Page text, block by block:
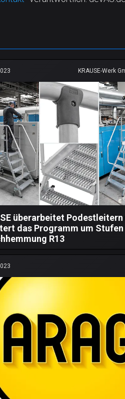
KRAUSE-Werk
überarbeitet Podestleitern
das Programm um
R13